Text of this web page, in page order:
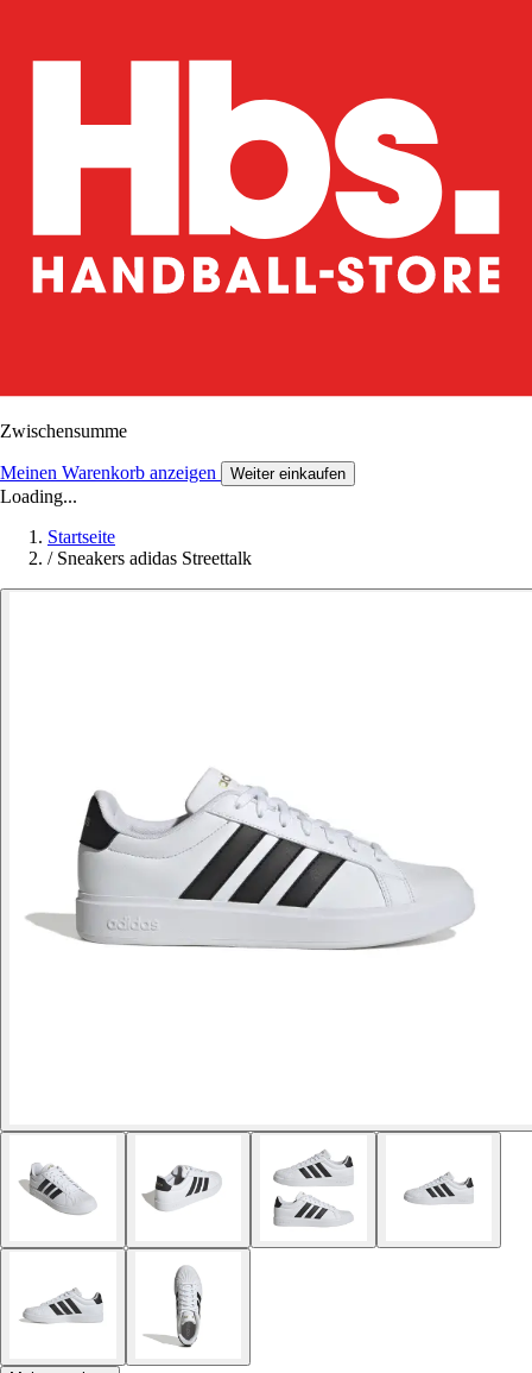
Zwischensumme
Meinen Warenkorb anzeigen Weiter einkaufen
Loading...
Startseite
/ Sneakers adidas Streettalk